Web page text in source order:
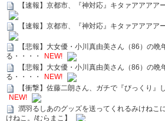
【速報】京都市、『神対応』キタァアアアア
【速報】京都市、『神対応』キタァアアアア
【悲報】大女優・小川真由美さん（86）の
る・・・・
NEW!
【悲報】大女優・小川真由美さん（86）の
る・・・・
NEW!
【衝撃】佐藤二朗さん、ガチで『びっくり』
NEW!
潤羽るしあのグッズを送ってくれるみけねこ
けねこ。/むらまこ】